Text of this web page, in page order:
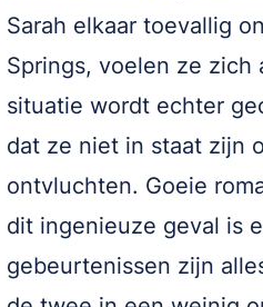
Sarah elkaar toevallig
Springs, voelen ze zich
situatie wordt echter
dat ze niet in staat zijn
ontvluchten. Goeie
dit ingenieuze geval is
gebeurtenissen zijn